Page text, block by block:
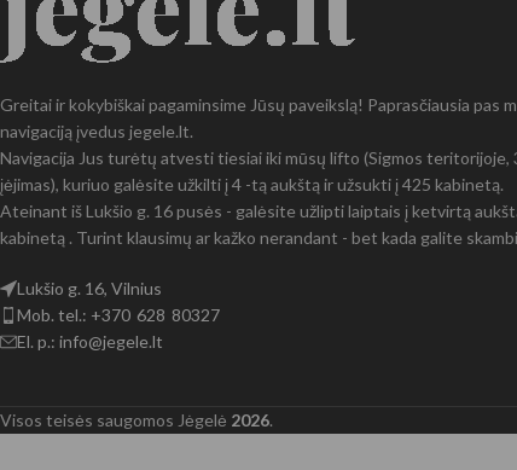
Greitai ir kokybiškai pagaminsime Jūsų paveikslą! Paprasčiausia pas
navigaciją įvedus jegele.lt.
Navigacija Jus turėtų atvesti tiesiai iki mūsų lifto (Sigmos teritorijoje,
įėjimas), kuriuo galėsite užkilti į 4 -tą aukštą ir užsukti į 425 kabinetą.
Ateinant iš Lukšio g. 16 pusės - galėsite užlipti laiptais į ketvirtą
kabinetą . Turint klausimų ar kažko nerandant - bet kada galite
Lukšio g. 16, Vilnius
Mob. tel.: +370 628 80327
El. p.: info@jegele.lt
Visos teisės saugomos Jėgelė 2026.